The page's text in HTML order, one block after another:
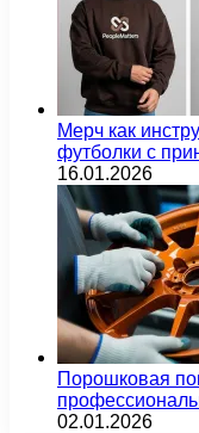
Мерч как
футболки с
16.01.2026
Порошковая
02.01.2026